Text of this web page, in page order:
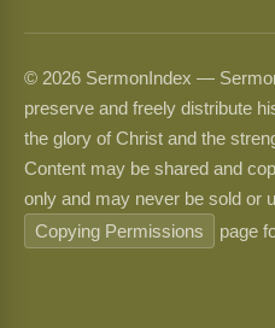
© 2026 SermonIndex —
preserve and freely distribute
the glory of Christ and the
Content may be shared and
only and may never be sold or
Copying Permissions
page